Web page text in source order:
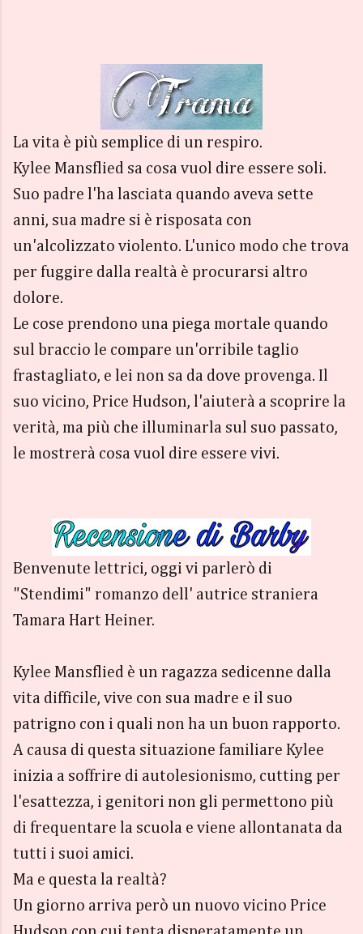
La vita è più semplice di un respiro.
Kylee Mansflied sa cosa vuol dire essere soli.
Suo padre l'ha lasciata quando aveva sette
anni, sua madre si è risposata con
un'alcolizzato violento. L'unico modo che trova
per fuggire dalla realtà è procurarsi altro
dolore.
Le cose prendono una piega mortale quando
sul braccio le compare un'orribile taglio
frastagliato, e lei non sa da dove provenga. Il
suo vicino, Price Hudson, l'aiuterà a scoprire la
verità, ma più che illuminarla sul suo passato,
le mostrerà cosa vuol dire essere vivi.
Benvenute lettrici, oggi vi parlerò di
"Stendimi" romanzo dell' autrice straniera
Tamara Hart Heiner.
Kylee Mansflied è un ragazza sedicenne dalla
vita difficile, vive con sua madre e il suo
patrigno con i quali non ha un buon rapporto.
A causa di questa situazione familiare Kylee
inizia a soffrire di autolesionismo, cutting per
l'esattezza, i genitori non gli permettono più
di frequentare la scuola e viene allontanata da
tutti i suoi amici.
Ma e questa la realtà?
Un giorno arriva però un nuovo vicino Price